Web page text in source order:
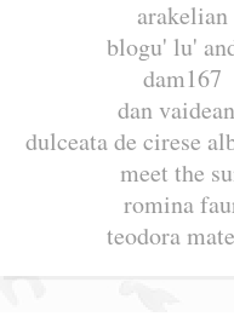
arakelian
blogu' lu'
dam167
dan
dulceata de cirese
meet the
romina
teodora